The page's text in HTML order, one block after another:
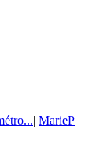
| MarieP